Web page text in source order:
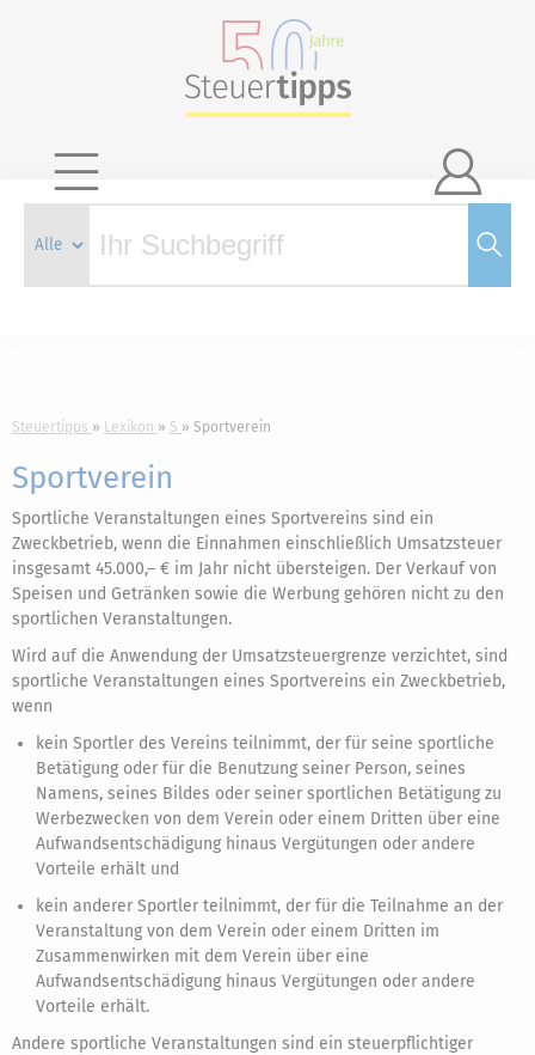

Steuertipps Lexikon S Sportverein
Sportverein
Sportliche Veranstaltungen eines Sportvereins sind ein
Zweckbetrieb, wenn die Einnahmen einschließlich Umsatzsteuer
insgesamt 45.000,– € im Jahr nicht übersteigen. Der Verkauf von
Speisen und Getränken sowie die Werbung gehören nicht zu den
sportlichen Veranstaltungen.
Wird auf die Anwendung der Umsatzsteuergrenze verzichtet, sind
sportliche Veranstaltungen eines Sportvereins ein Zweckbetrieb,
wenn
kein Sportler des Vereins teilnimmt, der für seine sportliche
Betätigung oder für die Benutzung seiner Person, seines
Namens, seines Bildes oder seiner sportlichen Betätigung zu
Werbezwecken von dem Verein oder einem Dritten über eine
Aufwandsentschädigung hinaus Vergütungen oder andere
Vorteile erhält und
kein anderer Sportler teilnimmt, der für die Teilnahme an der
Veranstaltung von dem Verein oder einem Dritten im
Zusammenwirken mit dem Verein über eine
Aufwandsentschädigung hinaus Vergütungen oder andere
Vorteile erhält.
Andere sportliche Veranstaltungen sind ein steuerpflichtiger